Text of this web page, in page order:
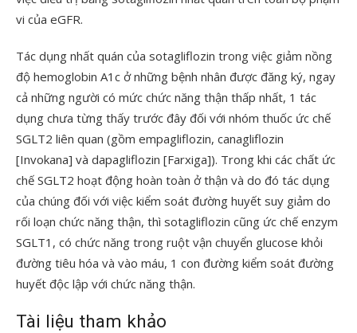
vi của eGFR.
Tác dụng nhất quán của sotagliflozin trong việc giảm nồng
độ hemoglobin A1c ở những bệnh nhân được đăng ký, ngay
cả những người có mức chức năng thận thấp nhất, 1 tác
dụng chưa từng thấy trước đây đối với nhóm thuốc ức chế
SGLT2 liên quan (gồm empagliflozin, canagliflozin
[Invokana] và dapagliflozin [Farxiga]). Trong khi các chất ức
chế SGLT2 hoạt động hoàn toàn ở thận và do đó tác dụng
của chúng đối với việc kiểm soát đường huyết suy giảm do
rối loạn chức năng thận, thì sotagliflozin cũng ức chế enzym
SGLT1, có chức năng trong ruột vận chuyển glucose khỏi
đường tiêu hóa và vào máu, 1 con đường kiểm soát đường
huyết độc lập với chức năng thận.
Tài liệu tham khảo